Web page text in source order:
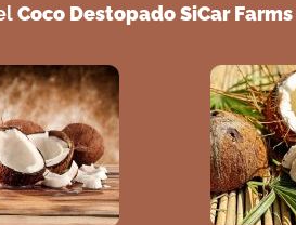
Coco Destopado SiCar Farms